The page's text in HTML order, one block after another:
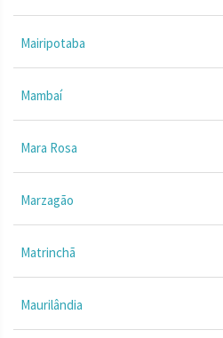
Mairipotaba
Mambaí
Mara Rosa
Marzagão
Matrinchã
Maurilândia